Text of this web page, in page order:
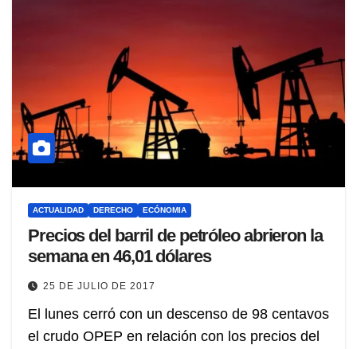
ACTUALIDAD DERECHO ECÓNOMIA
Precios del barril de petróleo abrieron la
semana en 46,01 dólares
25 DE JULIO DE 2017
El lunes cerró con un descenso de 98 centavos
el crudo OPEP en relación con los precios del